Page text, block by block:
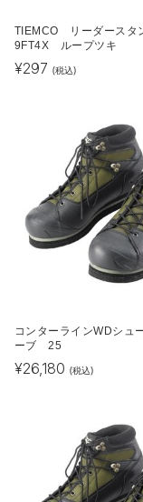
TIEMCO リーダースタ
9FT4X ループツキ
¥297 (税込)
コンターラインWDシュ
ーブ 25
¥26,180 (税込)